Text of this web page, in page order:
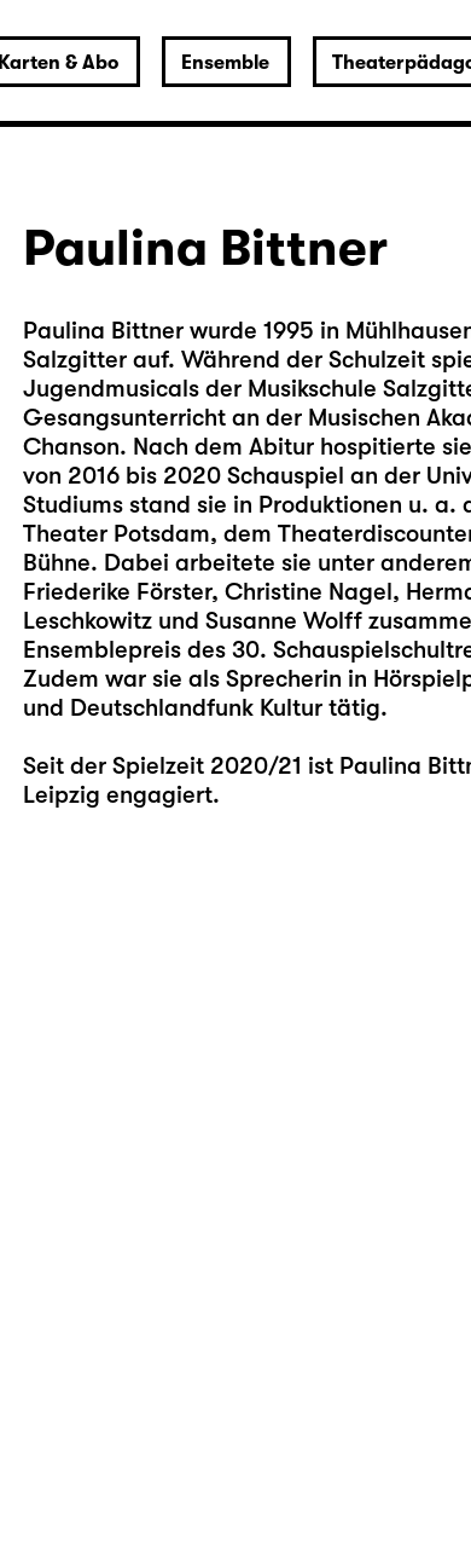
Karten & Abo Ensemble
Paulina Bittner
Paulina Bittner wurde 1995 in
Salzgitter auf. Während der Schulzeit
Jugendmusicals der Musikschule
Gesangsunterricht an der Musischen
Chanson. Nach dem Abitur hospitierte
von 2016 bis 2020 Schauspiel an der
Studiums stand sie in Produktionen u.
Theater Potsdam, dem
Bühne. Dabei arbeitete sie unter
Friederike Förster, Christine Nagel,
Leschkowitz und Susanne Wolff
Ensemblepreis des 30.
Zudem war sie als Sprecherin in
und Deutschlandfunk Kultur tätig.
Seit der Spielzeit 2020/21 ist Paulina
Leipzig engagiert.